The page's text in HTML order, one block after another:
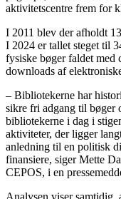
aktivitetscentre frem for
I 2011 blev der afholdt
I 2024 er tallet steget til
fysiske bøger faldet med
downloads af
– Bibliotekerne har
sikre fri adgang til bøger
bibliotekerne i dag i
aktiviteter, der ligger
anledning til en politisk
finansiere, siger Mette
CEPOS, i en